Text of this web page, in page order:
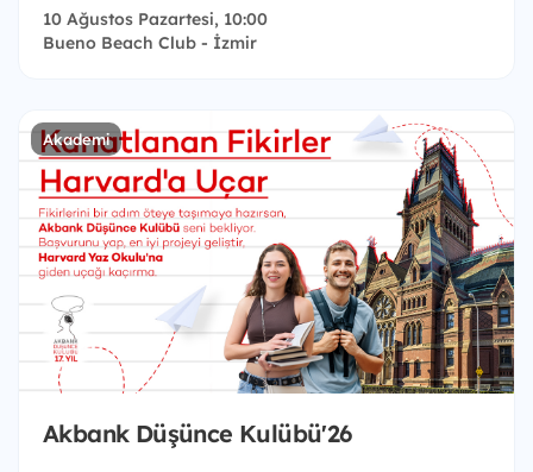
10 Ağustos Pazartesi, 10:00
Bueno Beach Club - İzmir
Akademi
Akbank Düşünce Kulübü'26